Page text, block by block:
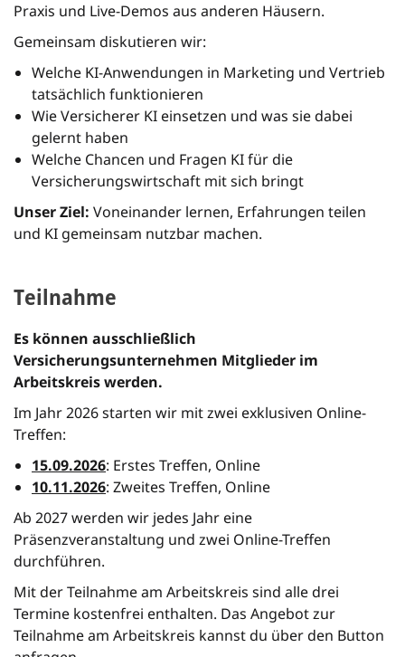
Praxis und Live-Demos aus anderen Häusern.
Gemeinsam diskutieren wir:
Welche KI-Anwendungen in Marketing und Vertrieb
tatsächlich funktionieren
Wie Versicherer KI einsetzen und was sie dabei
gelernt haben
Welche Chancen und Fragen KI für die
Versicherungswirtschaft mit sich bringt
Unser Ziel: Voneinander lernen, Erfahrungen teilen
und KI gemeinsam nutzbar machen.
Teilnahme
Es können ausschließlich
Versicherungsunternehmen Mitglieder im
Arbeitskreis werden.
Im Jahr 2026 starten wir mit zwei exklusiven Online-
Treffen:
15.09.2026: Erstes Treffen, Online
10.11.2026: Zweites Treffen, Online
Ab 2027 werden wir jedes Jahr eine
Präsenzveranstaltung und zwei Online-Treffen
durchführen.
Mit der Teilnahme am Arbeitskreis sind alle drei
Termine kostenfrei enthalten. Das Angebot zur
Teilnahme am Arbeitskreis kannst du über den Button